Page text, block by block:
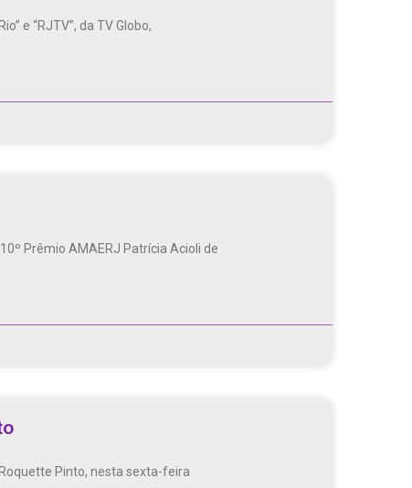
e “RJTV”, da TV Globo,
Prêmio AMAERJ Patrícia Acioli de
Pinto, nesta sexta-feira